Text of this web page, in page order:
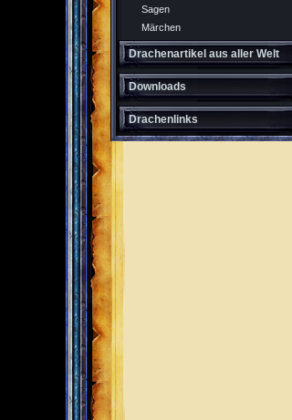
Sagen
Märchen
Drachenartikel aus aller Welt
Downloads
Drachenlinks